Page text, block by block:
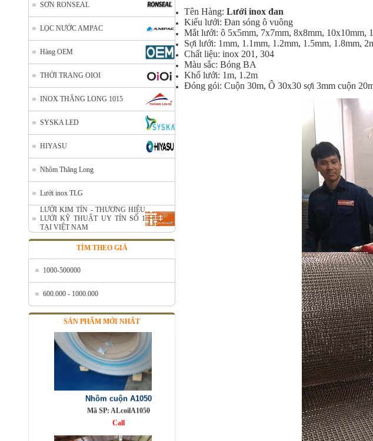
SƠN RONSEAL
LỌC NƯỚC AMPAC
Hàng OEM
THỜI TRANG OIOI
INOX THĂNG LONG 1015
SYSKA LED
HIYASU
Nhôm Thăng Long
Lưới inox TLG
LƯỚI KIM TÍN - THƯƠNG HIỆU
LƯỚI KỸ THUẬT UY TÍN SỐ 1
TẠI VIỆT NAM
TÌM THEO GIÁ
1000-500000
600.000 - 1000.000
SẢN PHẨM MỚI NHẤT
Nhôm cuộn cắt lẻ
Call
Nhôm cuộn A1050
Mã SP: ALcoilA1050
Call
Tên Hàng: Lưới inox đan
Kiểu lưới: Đan sóng ô vuông
Mắt lưới: ô 5x5mm, 7x7mm, 8x8mm, 10x10mm,
Sợi lưới: 1mm, 1.1mm, 1.2mm, 1.5mm, 1.8mm,
Chất liệu: inox 201, 304
Màu sắc: Bóng BA
Khổ lưới: 1m, 1.2m
Đóng gói: Cuộn 30m, Ô 30x30 sợi 3mm cuộn